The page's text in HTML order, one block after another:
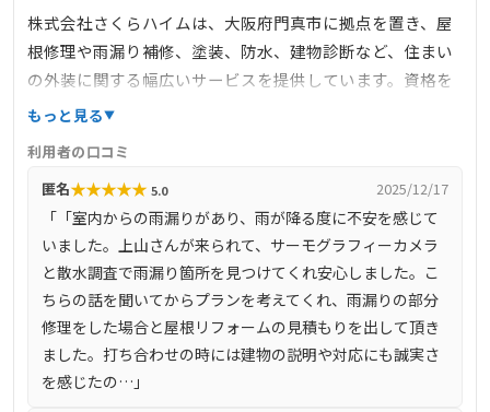
株式会社さくらハイムは、大阪府門真市に拠点を置き、屋
根修理や雨漏り補修、塗装、防水、建物診断など、住まい
の外装に関する幅広いサービスを提供しています。資格を
持った職人による自社施工を強みとし、5000件以上の施工
度な調査を行い、最短即日対応も可能です。部分修理での
コスト削減にも対応しており、無料診断や無料見積もりを
提供しています。
もっと見る
利用者の口コミ
匿名★★★★★ 5.0 2025/12/17
「「室内からの雨漏りがあり、雨が降る度に不安を感じて
いました。上山さんが来られて、サーモグラフィーカメラ
と散水調査で雨漏り箇所を見つけてくれ安心しました。こ
ちらの話を聞いてからプランを考えてくれ、雨漏りの部分
修理をした場合と屋根リフォームの見積もりを出して頂き
ました。打ち合わせの時には建物の説明や対応にも誠実さ
を感じたの…」